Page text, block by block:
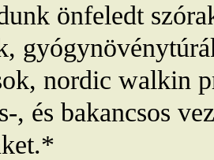
önfeledt
nordic walkin
, és bakancsos